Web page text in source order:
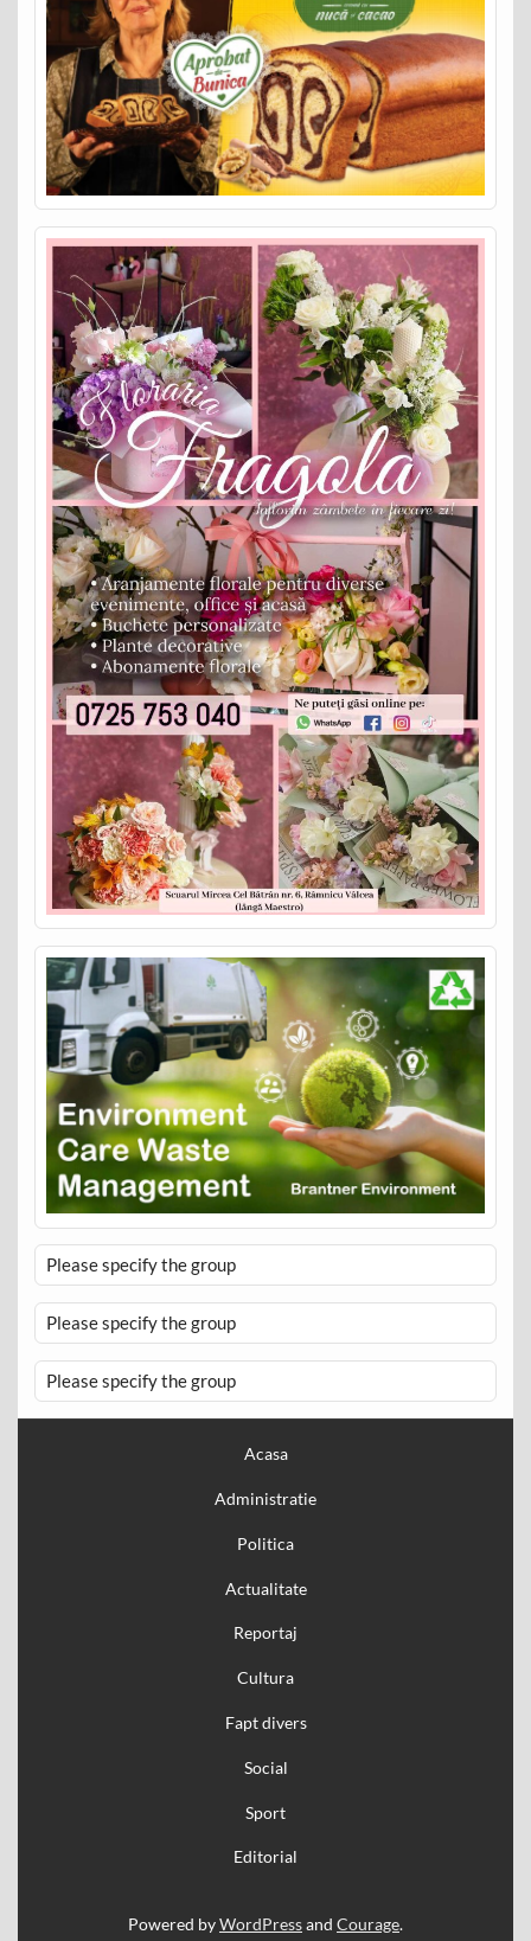
Please specify the group
Please specify the group
Please specify the group
Acasa
Administratie
Politica
Actualitate
Reportaj
Cultura
Fapt divers
Social
Sport
Editorial
Powered byWordPressand Courage.